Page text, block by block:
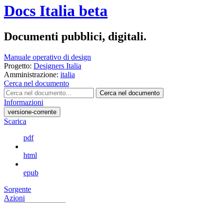
Docs Italia beta
Documenti pubblici, digitali.
Manuale operativo di design
Progetto: Designers Italia
Amministrazione: italia
Cerca nel documento
Cerca nel documento
Informazioni
versione-corrente
Scarica
pdf
html
epub
Sorgente
Azioni